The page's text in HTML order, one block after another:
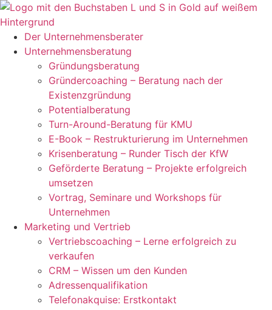
Zum
Inhalt
springenDer Unternehmensberater
Unternehmensberatung
Gründungsberatung
Gründercoaching – Beratung nach der
Existenzgründung
Potentialberatung
Turn-Around-Beratung für KMU
E-Book – Restrukturierung im Unternehmen
Krisenberatung – Runder Tisch der KfW
Geförderte Beratung – Projekte erfolgreich
umsetzen
Vortrag, Seminare und Workshops für
Unternehmen
Marketing und Vertrieb
Vertriebscoaching – Lerne erfolgreich zu
verkaufen
CRM – Wissen um den Kunden
Adressenqualifikation
Telefonakquise: Erstkontakt